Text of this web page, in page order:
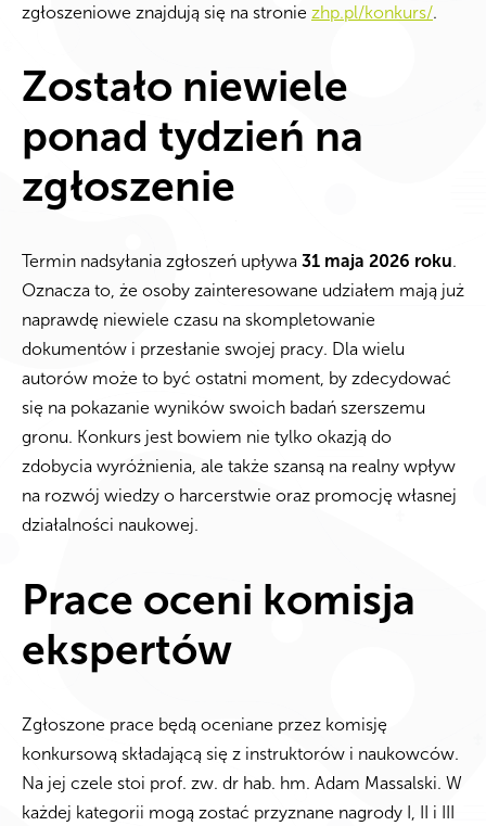
zgłoszeniowe znajdują się na stronie zhp.pl/konkurs/.
Zostało niewiele
ponad tydzień na
zgłoszenie
Termin nadsyłania zgłoszeń upływa 31 maja 2026 roku.
Oznacza to, że osoby zainteresowane udziałem mają już
naprawdę niewiele czasu na skompletowanie
dokumentów i przesłanie swojej pracy. Dla wielu
autorów może to być ostatni moment, by zdecydować
się na pokazanie wyników swoich badań szerszemu
gronu. Konkurs jest bowiem nie tylko okazją do
zdobycia wyróżnienia, ale także szansą na realny wpływ
na rozwój wiedzy o harcerstwie oraz promocję własnej
działalności naukowej.
Prace oceni komisja
ekspertów
Zgłoszone prace będą oceniane przez komisję
konkursową składającą się z instruktorów i naukowców.
Na jej czele stoi prof. zw. dr hab. hm. Adam Massalski. W
każdej kategorii mogą zostać przyznane nagrody I, II i III